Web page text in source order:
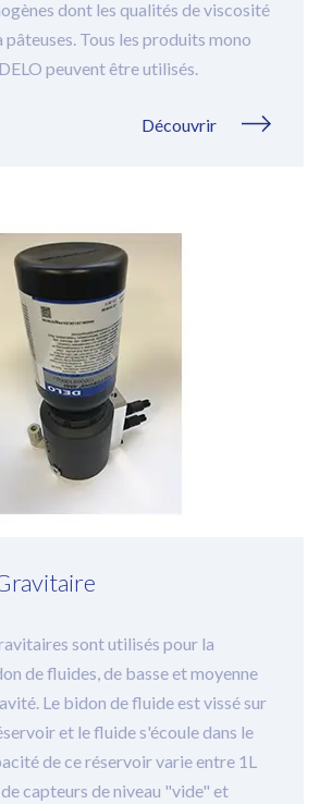
dont les qualités de viscosité
Tous les produits mono
peuvent être utilisés.
Découvrir
sont utilisés pour la
de fluides, de basse et moyenne
Le bidon de fluide est vissé sur
et le fluide s'écoule dans le
de ce réservoir varie entre 1L
capteurs de niveau "vide" et